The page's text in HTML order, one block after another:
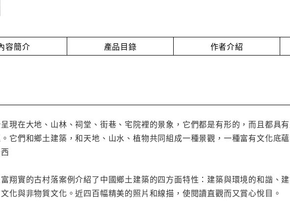
容簡介 產品目錄 作者介紹
現在大地、山林、祠堂、街巷、宅院裡的景象，它們都是有形的，而且都具
它們和鄉土建築，和天地、山水、植物共同組成一種景觀，一種富有文化底
翔實的古村落案例介紹了中國鄉土建築的四方面特性：建築與環境的和諧、
化與非物質文化。近四百幅精美的照片和線描，使閱讀直觀而又賞心悅目。